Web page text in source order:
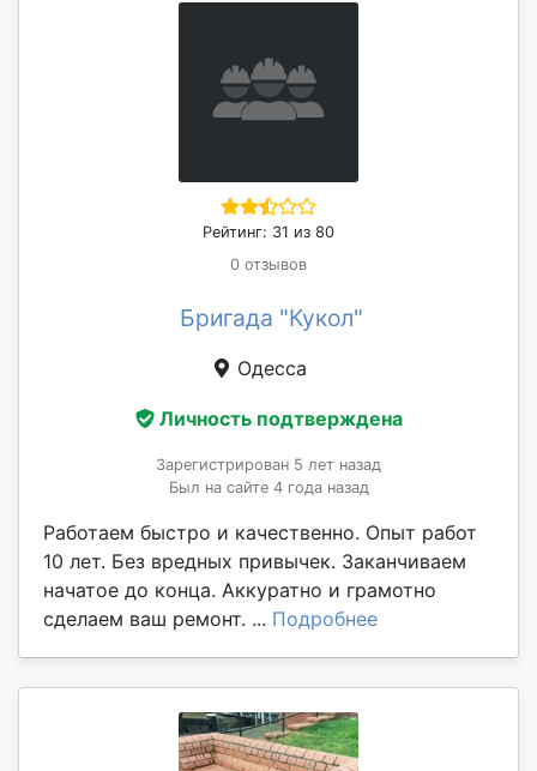
Рейтинг: 31 из 80
0 отзывов
Бригада "Кукол"
Одесса
Личность подтверждена
Зарегистрирован 5 лет назад
Был на сайте 4 года назад
Работаем быстро и качественно. Опыт работ
10 лет. Без вредных привычек. Заканчиваем
начатое до конца. Аккуратно и грамотно
сделаем ваш ремонт. ... Подробнее